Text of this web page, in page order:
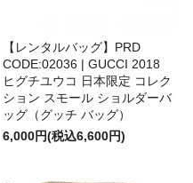
【レンタルバッグ】PRD
CODE:02036 | GUCCI 2018
ヒグチユウコ 日本限定 コレク
ション スモール ショルダーバ
ッグ（グッチ バッグ）
6,000円(税込6,600円)